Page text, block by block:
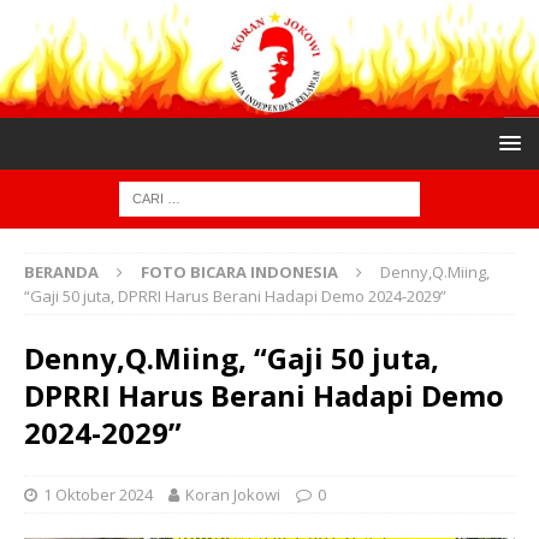
BERANDA FOTO BICARA INDONESIA
Denny,Q.Miing,
“Gaji 50 juta, DPRRI Harus Berani Hadapi Demo 2024-2029”
Denny,Q.Miing, “Gaji 50 juta,
DPRRI Harus Berani Hadapi Demo
2024-2029”
1 Oktober 2024 Koran Jokowi 0